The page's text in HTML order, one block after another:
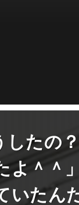
たの
よ＾＾
いたん